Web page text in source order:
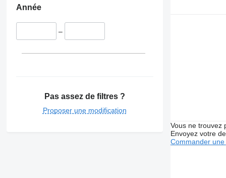
Année
–
Pas assez de filtres ?
Proposer une modification
Vous ne trouvez
Envoyez votre
Commander